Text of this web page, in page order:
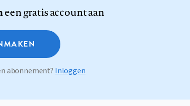
een gratis account aan
abonnement? Inloggen